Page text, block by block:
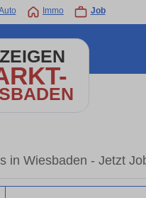
Immo Job
in Wiesbaden - Jetzt